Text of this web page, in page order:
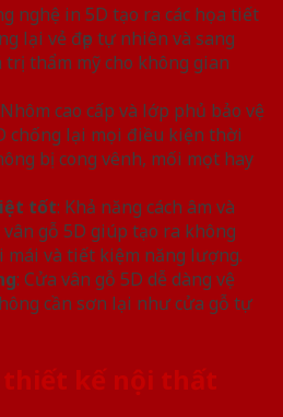
nghệ in 5D tạo ra các họa tiết
lại vẻ đẹp tự nhiên và sang
thẩm mỹ cho không gian
cao cấp và lớp phủ bảo vệ
chống lại mọi điều kiện thời
bị cong vênh, mối mọt hay
tốt: Khả năng cách âm và
gỗ 5D giúp tạo ra không
mái và tiết kiệm năng lượng.
: Cửa vân gỗ 5D dễ dàng vệ
cần sơn lại như cửa gỗ tự
thiết kế nội thất